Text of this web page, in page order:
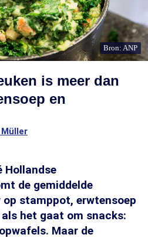
Bron: ANP
is meer dan
en
Müller
Hollandse
de gemiddelde
op stamppot, erwtensoep
het gaat om snacks:
Maar de